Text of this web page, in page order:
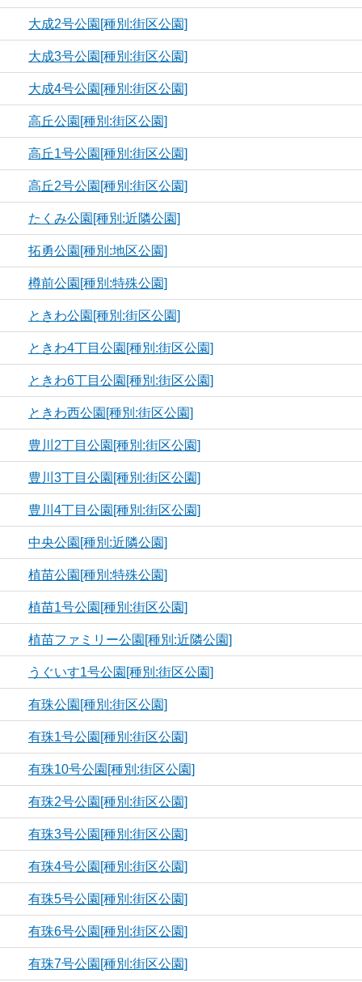
大成2号公園[種別:街区公園]
大成3号公園[種別:街区公園]
大成4号公園[種別:街区公園]
高丘公園[種別:街区公園]
高丘1号公園[種別:街区公園]
高丘2号公園[種別:街区公園]
たくみ公園[種別:近隣公園]
拓勇公園[種別:地区公園]
樽前公園[種別:特殊公園]
ときわ公園[種別:街区公園]
ときわ4丁目公園[種別:街区公園]
ときわ6丁目公園[種別:街区公園]
ときわ西公園[種別:街区公園]
豊川2丁目公園[種別:街区公園]
豊川3丁目公園[種別:街区公園]
豊川4丁目公園[種別:街区公園]
中央公園[種別:近隣公園]
植苗公園[種別:特殊公園]
植苗1号公園[種別:街区公園]
植苗ファミリー公園[種別:近隣公園]
うぐいす1号公園[種別:街区公園]
有珠公園[種別:街区公園]
有珠1号公園[種別:街区公園]
有珠10号公園[種別:街区公園]
有珠2号公園[種別:街区公園]
有珠3号公園[種別:街区公園]
有珠4号公園[種別:街区公園]
有珠5号公園[種別:街区公園]
有珠6号公園[種別:街区公園]
有珠7号公園[種別:街区公園]